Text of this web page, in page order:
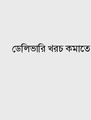
ডেলিভারি খরচ